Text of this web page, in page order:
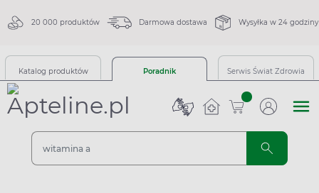
20 000 produktów Darmowa dostawa Wysyłka w 24 godziny
Katalog produktów Poradnik Serwis Świat Zdrowia
sztuk